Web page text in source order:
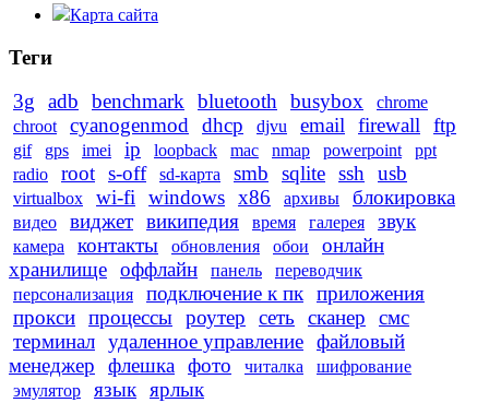
Карта сайта
Теги
3g
adb benchmark bluetooth busybox
chrome
chroot
cyanogenmod dhcp djvu email firewall ftp
gif gps imei ip loopback mac nmap powerpoint
ppt
radio
root s-off sd-карта smb sqlite ssh usb
virtualbox wi-fi windows x86 архивы блокировка
видео виджет википедия время галерея звук
камера контакты обновления обои
онлайн
хранилище оффлайн панель
переводчик
персонализация
подключение к пк приложения
прокси процессы роутер сеть сканер
смс
терминал удаленное управление файловый
менеджер
флешка фото читалка
шифрование
эмулятор
язык ярлык